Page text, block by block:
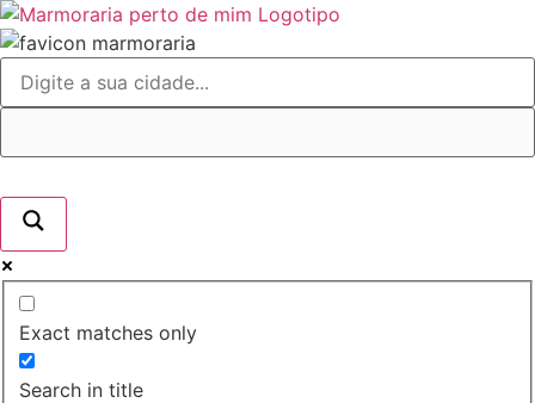
Ir
para
conteúdo
Exact matches only
Search in title